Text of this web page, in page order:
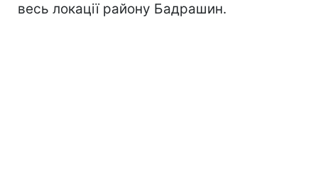
весь локації району Бадрашин.